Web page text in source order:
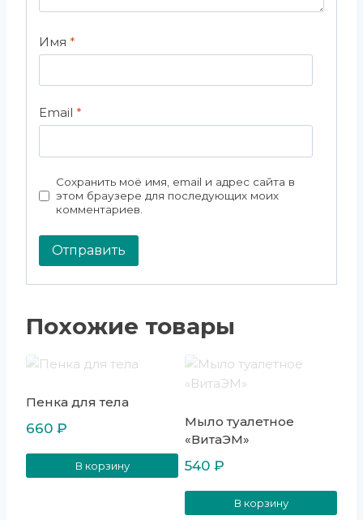
Имя *
Email *
Сохранить моё имя, email и адрес сайта в
этом браузере для последующих моих
комментариев.
Похожие товары
Пенка для тела
660 ₽
В корзину
Мыло туалетное
«ВитаЭМ»
540 ₽
В корзину